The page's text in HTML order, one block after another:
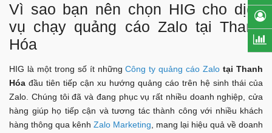
Vì sao bạn nên chọn HIG cho dịch
vụ chạy quảng cáo Zalo tại Thanh
Hóa
HIG là một trong số ít nhữngCông ty quảng cáo Zalo tại Thanh
Hóa đầu tiên tiếp cận xu hướng quảng cáo trên hệ sinh thái của
Zalo. Chúng tôi đã và đang phục vụ rất nhiều doanh nghiệp, cửa
hàng giúp họ tiếp cận và tương tác thành công với nhiều khách
hàng thông qua kênh Zalo Marketing , mang lại hiệu quả về doanh